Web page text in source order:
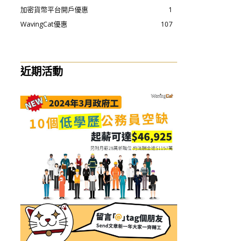
加密貨幣平台開戶優惠
1
WavingCat優惠
107
近期活動